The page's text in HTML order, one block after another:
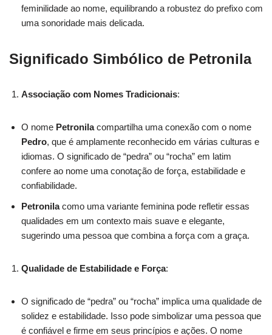
feminilidade ao nome, equilibrando a robustez do prefixo com
uma sonoridade mais delicada.
Significado Simbólico de Petronila
Associação com Nomes Tradicionais:
O nome Petronilacompartilha uma conexão com o nome
Pedro, que é amplamente reconhecido em várias culturas e
idiomas. O significado de “pedra” ou “rocha” em latim
confere ao nome uma conotação de força, estabilidade e
confiabilidade.
Petronilacomo uma variante feminina pode refletir essas
qualidades em um contexto mais suave e elegante,
sugerindo uma pessoa que combina a força com a graça.
Qualidade de Estabilidade e Força:
O significado de “pedra” ou “rocha” implica uma qualidade de
solidez e estabilidade. Isso pode simbolizar uma pessoa que
é confiável e firme em seus princípios e ações. O nome